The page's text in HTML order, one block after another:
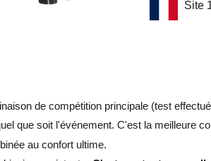
Site
de compétition principale (test
que soit l'événement. C'est la meilleure
au confort ultime.